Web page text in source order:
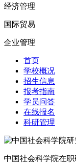
经济管理
国际贸易
企业管理
首页
学校概况
招生信息
报考指南
学员问答
在线报名
科研管理
中国社会科学院在